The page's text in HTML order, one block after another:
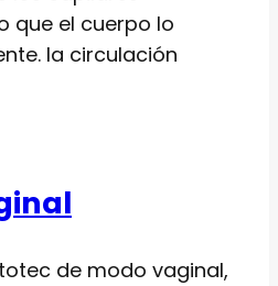
que el cuerpo lo
la circulación
de modo vaginal,